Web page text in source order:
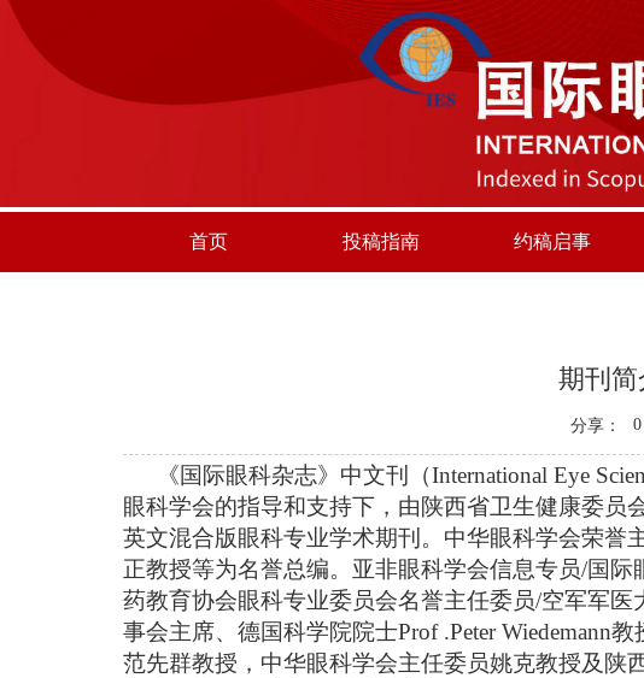
首页 投稿指南 约稿启事
期刊简
分享： 0
《国际眼科杂志》中文刊（International Eye
眼科学会的指导和支持下，由陕西省卫生健康委员
英文混合版眼科专业学术期刊。中华眼科学会荣誉
正教授等为名誉总编。亚非眼科学会信息专员/国际
药教育协会眼科专业委员会名誉主任委员/空军军医
事会主席、德国科学院院士Prof .Peter Wiedemann教
范先群教授，中华眼科学会主任委员姚克教授及陕